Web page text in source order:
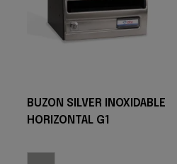
BUZON SILVER INOXIDABLE
HORIZONTAL G1